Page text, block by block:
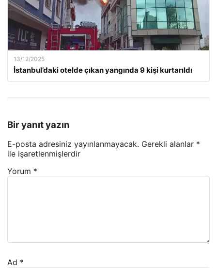
13/12/2025
İstanbul’daki otelde çıkan yangında 9 kişi kurtarıldı
Bir yanıt yazın
E-posta adresiniz yayınlanmayacak. Gerekli alanlar *
ile işaretlenmişlerdir
Yorum *
Ad *